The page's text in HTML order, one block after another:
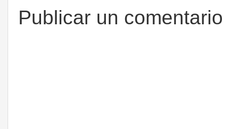
Publicar un comentario